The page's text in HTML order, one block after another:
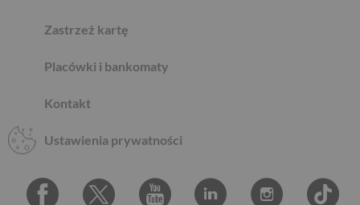
CAD
Zastrzeż kartę
Placówki i bankomaty
Kontakt
Ustawienia prywatności